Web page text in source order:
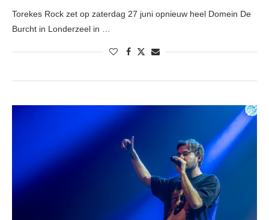
Torekes Rock zet op zaterdag 27 juni opnieuw heel Domein De
Burcht in Londerzeel in …